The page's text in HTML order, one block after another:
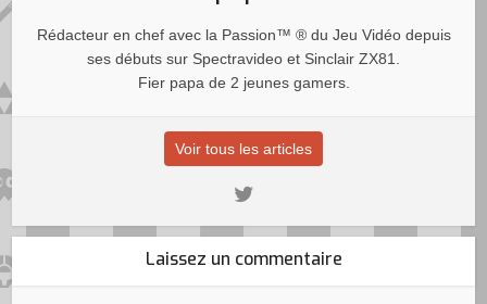
Rédacteur en chef avec la Passion™ ® du Jeu Vidéo depuis
ses débuts sur Spectravideo et Sinclair ZX81.
Fier papa de 2 jeunes gamers.
Voir tous les articles
Laissez un commentaire